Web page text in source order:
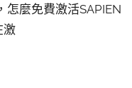
怎麼免費激活SAPIEN
激